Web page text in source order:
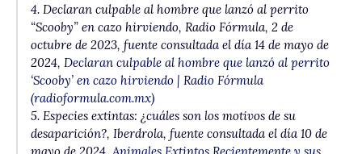
4. Declaran culpable al hombre que lanzó al perrito
“Scooby” en cazo hirviendo, Radio Fórmula, 2 de
octubre de 2023, fuente consultada el día 14 de mayo de
2024, Declaran culpable al hombre que lanzó al perrito
‘Scooby’ en cazo hirviendo | Radio Fórmula
(radioformula.com.mx)
5. Especies extintas: ¿cuáles son los motivos de su
desaparición?, Iberdrola, fuente consultada el día 10 de
mayo de 2024, Animales Extintos Recientemente y sus